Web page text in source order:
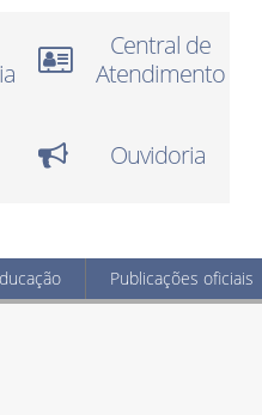
Central de
Atendimento
Ouvidoria
Publicações oficiais